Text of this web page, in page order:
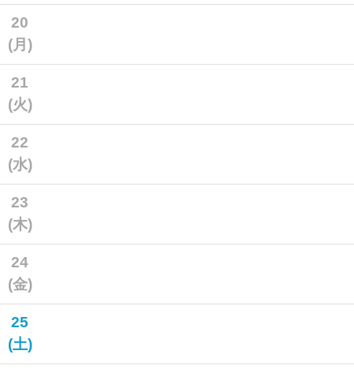
20
(月)
21
(火)
22
(水)
23
(木)
24
(金)
25
(土)